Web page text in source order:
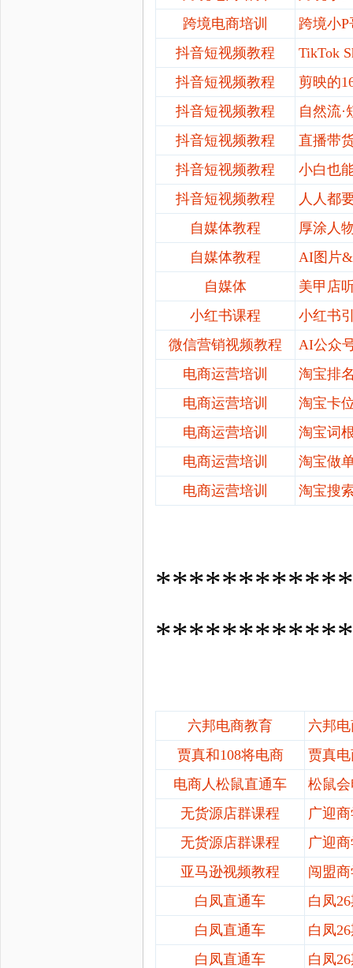
跨境电商培训
跨境小
抖音短视频教程
TikTok
抖音短视频教程
剪映的
抖音短视频教程
自然流
抖音短视频教程
直播带
抖音短视频教程
小白也
抖音短视频教程
人人都
自媒体教程
厚涂人
自媒体教程
AI图片
自媒体
美甲店
小红书课程
小红书
微信营销视频教程
AI公众
电商运营培训
淘宝排
电商运营培训
淘宝卡
电商运营培训
淘宝词
电商运营培训
淘宝做
电商运营培训
淘宝搜
六邦电商教育
六邦
贾真和108将电商
贾真
电商人松鼠直通车
松鼠
无货源店群课程
广迎
无货源店群课程
广迎
亚马逊视频教程
闯盟
白凤直通车
白凤
白凤直通车
白凤
白凤直通车
白凤